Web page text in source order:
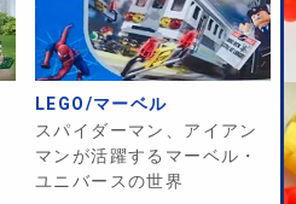
LEGO/マーベル
スパイダーマン、アイアン
マンが活躍するマーベル・
ユニバースの世界